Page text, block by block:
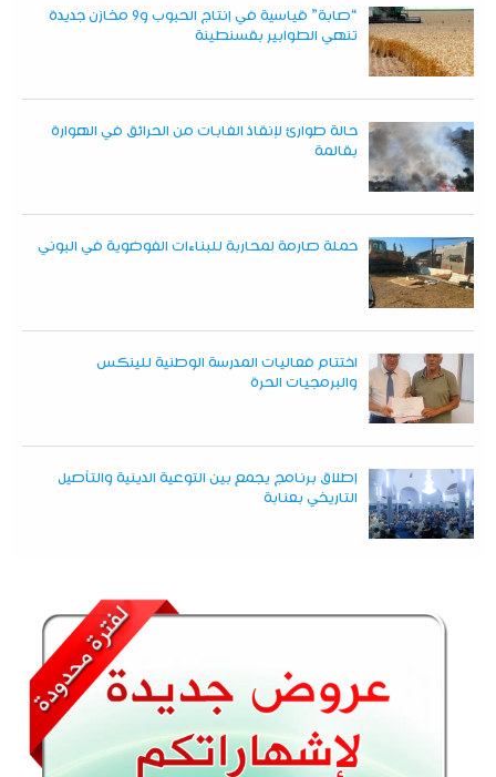
“صابة” قياسية في إنتاج الحبوب و9 مخازن جديدة
تنهي الطوابير بقسنطينة
حالة طوارئ لإنقاذ الغابات من الحرائق في الهوارة
بقالمة
حملة صارمة لمحاربة للبناءات الفوضوية في البوني
اختتام فعاليات المدرسة الوطنية للينكس
والبرمجيات الحرة
إطلاق برنامج يجمع بين التوعية الدينية والتأصيل
التاريخي بعنابة